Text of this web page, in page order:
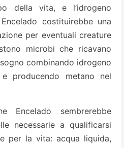
della vita, e l’idrogeno
costituirebbe una
per eventuali creature
microbi che ricavano
combinando idrogeno
producendo metano nel
Encelado sembrerebbe
necessarie a qualificarsi
per la vita: acqua liquida,